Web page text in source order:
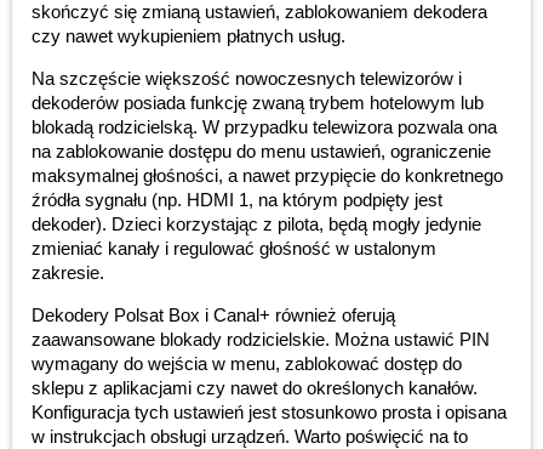
skończyć się zmianą ustawień, zablokowaniem dekodera
czy nawet wykupieniem płatnych usług.
Na szczęście większość nowoczesnych telewizorów i
dekoderów posiada funkcję zwaną trybem hotelowym lub
blokadą rodzicielską. W przypadku telewizora pozwala ona
na zablokowanie dostępu do menu ustawień, ograniczenie
maksymalnej głośności, a nawet przypięcie do konkretnego
źródła sygnału (np. HDMI 1, na którym podpięty jest
dekoder). Dzieci korzystając z pilota, będą mogły jedynie
zmieniać kanały i regulować głośność w ustalonym
zakresie.
Dekodery Polsat Box i Canal+ również oferują
zaawansowane blokady rodzicielskie. Można ustawić PIN
wymagany do wejścia w menu, zablokować dostęp do
sklepu z aplikacjami czy nawet do określonych kanałów.
Konfiguracja tych ustawień jest stosunkowo prosta i opisana
w instrukcjach obsługi urządzeń. Warto poświęcić na to